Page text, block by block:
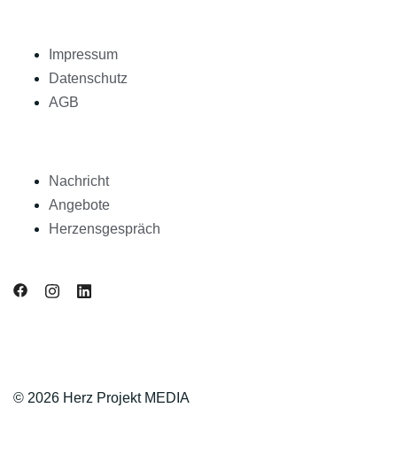
Impressum
Datenschutz
AGB
Nachricht
Angebote
Herzensgespräch
© 2026 Herz Projekt MEDIA